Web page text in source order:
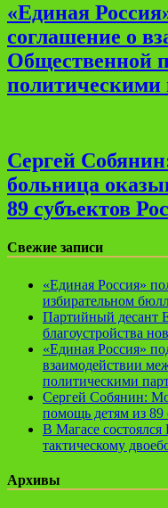
«Единая
соглашение о
Общественной
политическими
Сергей
больница
89 субъектов
Свежие записи
«Единая Россия»
избирательном
Партийный десант
благоустройства
«Единая Россия»
взаимодействии
политическими
Сергей Собянин:
помощь детям из 89
В Магасе
тактическому
Архивы